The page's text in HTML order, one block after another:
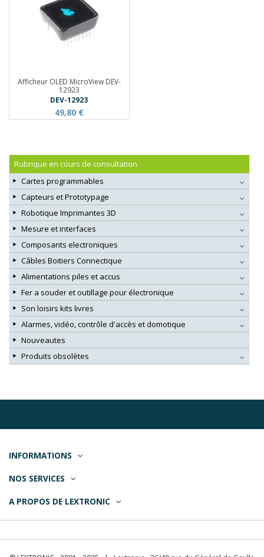
Afficheur OLED MicroView DEV-
12923
DEV-12923
49,80 €
Rubrique en cours de consultation
Cartes programmables
Capteurs et Prototypage
Robotique Imprimantes 3D
Mesure et interfaces
Composants electroniques
Câbles Boitiers Connectique
Alimentations piles et accus
Fer a souder et outillage pour électronique
Son loisirs kits livres
Alarmes, vidéo, contrôle d'accès et domotique
Nouveautes
Produits obsolètes
INFORMATIONS
NOS SERVICES
A PROPOS DE LEXTRONIC